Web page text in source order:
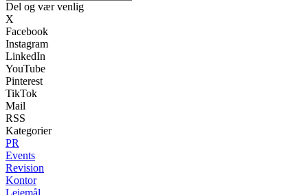
Del og vær venlig
X
Facebook
Instagram
LinkedIn
YouTube
Pinterest
TikTok
Mail
RSS
Kategorier
PR
Events
Revision
Kontor